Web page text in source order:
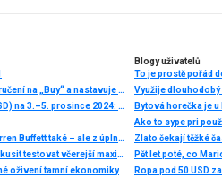
CTP: Wood & Company zvyšuje doporučení na „Buy“ a nastavuje cílovou cenu na 18,9 EUR
Obchodní signály pro ZLATO (XAU/USD) na 3.–5. prosince 2024: nakupujte nad 2 640 USD (21 SMA – gap)
Charlie Munger nenáviděl Bitcoin, Warren Buffett také – ale z úplně jiných důvodů
Technická analýza - Euro se může pokusit testovat včerejší maxima
oživení tamní ekonomiky
Blogy uživatelů
To je prostě pořád
Využije
Bytová horečka je
Ako to sype pri
Zlato čekají těžké
Pět let poté, co
Ropa pod 50 USD